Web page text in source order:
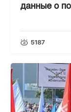
данные о
5187